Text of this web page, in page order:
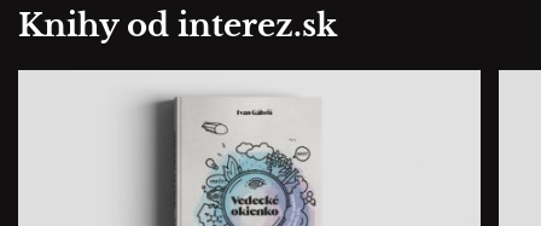
Knihy od interez.sk